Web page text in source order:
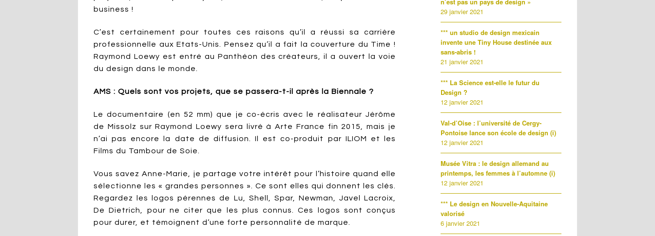
business !
C’est certainement pour toutes ces raisons qu’il a réussi sa carrière
professionnelle aux Etats-Unis. Pensez qu’il a fait la couverture du Time !
Raymond Loewy est entré au Panthéon des créateurs, il a ouvert la voie
du design dans le monde.
AMS : Quels sont vos projets, que se passera-t-il après la Biennale ?
Le documentaire (en 52 mm) que je co-écris avec le réalisateur Jérôme
de Missolz sur Raymond Loewy sera livré à Arte France fin 2015, mais je
n’ai pas encore la date de diffusion. Il est co-produit par ILIOM et les
Films du Tambour de Soie.
Vous savez Anne-Marie, je partage votre intérêt pour l’histoire quand elle
sélectionne les « grandes personnes ». Ce sont elles qui donnent les clés.
Regardez les logos pérennes de Lu, Shell, Spar, Newman, Javel Lacroix,
De Dietrich, pour ne citer que les plus connus. Ces logos sont conçus
pour durer, et témoignent d’une forte personnalité de marque.
29 janvier 2021
*** un studio de design mexicain
invente une Tiny House destinée aux
sans-abris !
21 janvier 2021
*** La Science est-elle le futur du
Design ?
12 janvier 2021
Val-d’Oise : l’université de Cergy-
Pontoise lance son école de design (i)
12 janvier 2021
Musée Vitra : le design allemand au
printemps, les femmes à l’automne (i)
12 janvier 2021
*** Le design en Nouvelle-Aquitaine
valorisé
6 janvier 2021